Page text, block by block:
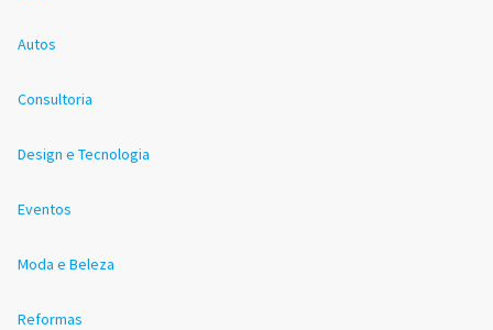
Autos
Consultoria
Design e Tecnologia
Eventos
Moda e Beleza
Reformas